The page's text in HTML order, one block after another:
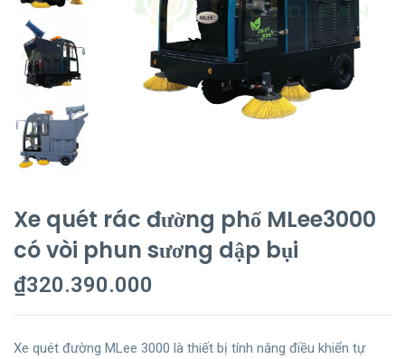
Xe quét rác đường phố MLee3000
có vòi phun sương dập bụi
₫320.390.000
Xe quét đường MLee 3000 là thiết bị tính năng điều khiển tự